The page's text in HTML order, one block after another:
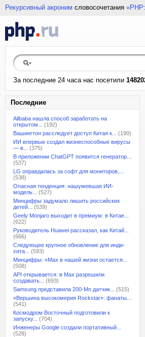
Рекурсивный акроним словосочетания
За последние 24 часа нас посетили
Последние
Alibaba нашла способ заработать на
открытом...
(192)
Вашингтон расследует доступ Китая к...
(190)
ИИ впервые создал жизнеспособные вирусы
— в...
(375)
В приложении ChatGPT появится генератор...
(537)
LG оправдалась за софт для мониторов,...
(538)
Опасная тенденция: нашумевшая ИИ-
модель...
(527)
Минцифры задумало лишить российских
детей...
(539)
Geely Monjaro выходит в премиум: в Китае...
(622)
Руководитель Huawei рассказал, как Китай...
(666)
Следующее крупное обновление для инди-
хита...
(593)
Минцифры: «Max в нашей жизни остается...
(508)
API открывается: в Max разрешили
создавать...
(693)
Samsung представила 200-Мп датчик...
(515)
«Вершина высокомерия Rockstar»: фанаты...
(541)
Космодром Восточный подготовили к
запуску...
(704)
Инженеры Google создали портативный...
(528)